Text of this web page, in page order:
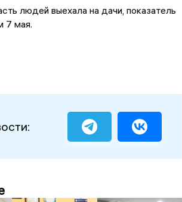
людей выехала на дачи, показатель
7 мая.